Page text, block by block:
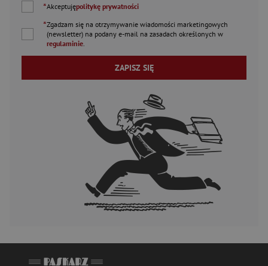
*Akceptujępolitykę prywatności
*Zgadzam się na otrzymywanie wiadomości marketingowych
(newsletter) na podany e-mail na zasadach określonych w
regulaminie.
ZAPISZ SIĘ